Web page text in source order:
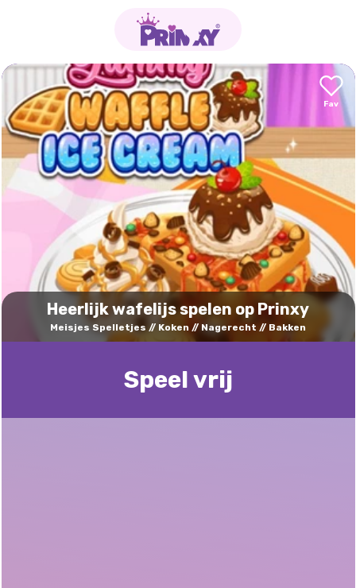
Heerlijk wafelijs spelen op Prinxy
Meisjes Spelletjes Koken Nagerecht Bakken
Speel vrij